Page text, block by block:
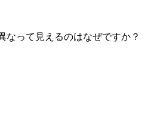
なって見えるのはなぜですか？